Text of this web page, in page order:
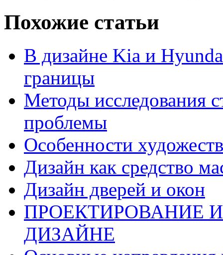
Похожие статьи
В дизайне Kia и
границы
Методы исследования
проблемы
Особенности
Дизайн как средство
Дизайн дверей и окон
ПРОЕКТИРОВАНИЕ
ДИЗАЙНЕ